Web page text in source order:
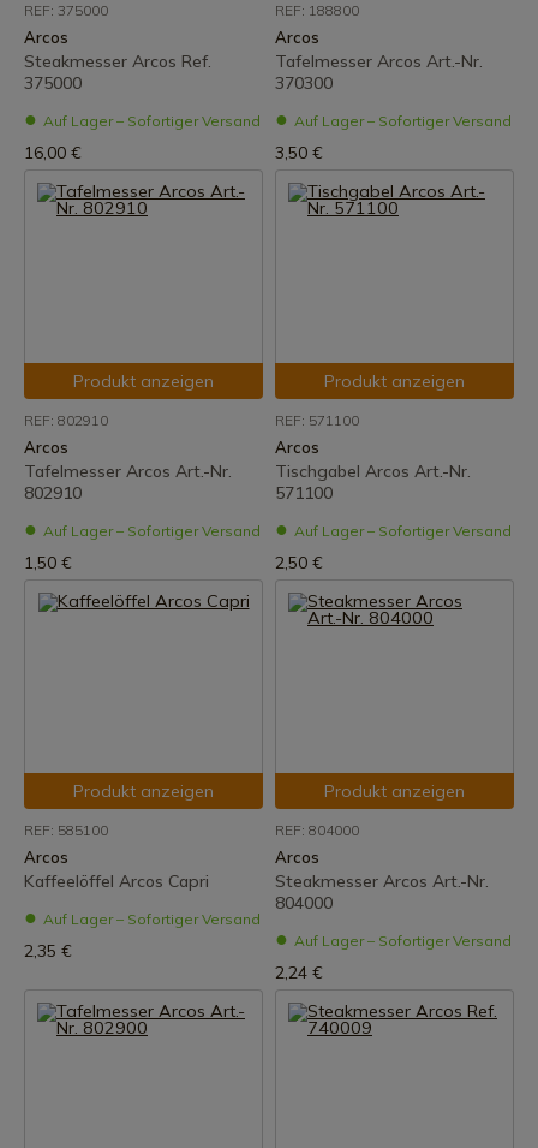
REF: 375000
Arcos
Steakmesser Arcos Ref.
375000
Auf Lager – Sofortiger Versand
16,00 €
REF: 188800
Arcos
Tafelmesser Arcos Art.-Nr.
370300
Auf Lager – Sofortiger Versand
3,50 €
Produkt anzeigen
REF: 802910
Arcos
Tafelmesser Arcos Art.-Nr.
802910
Auf Lager – Sofortiger Versand
1,50 €
Produkt anzeigen
REF: 571100
Arcos
Tischgabel Arcos Art.-Nr.
571100
Auf Lager – Sofortiger Versand
2,50 €
Produkt anzeigen
REF: 585100
Arcos
Kaffeelöffel Arcos Capri
Auf Lager – Sofortiger Versand
2,35 €
Produkt anzeigen
REF: 804000
Arcos
Steakmesser Arcos Art.-Nr.
804000
Auf Lager – Sofortiger Versand
2,24 €